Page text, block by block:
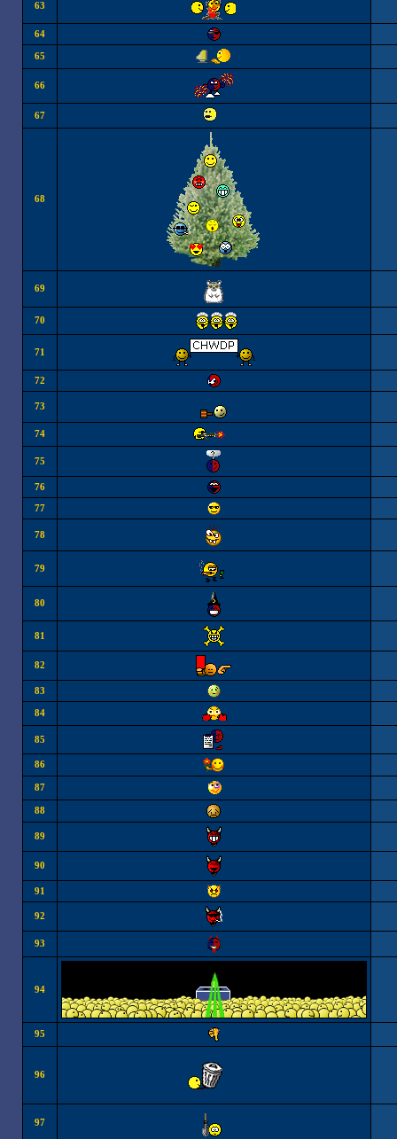
63
64
65
66
67
68
69
70
71
72
73
74
75
76
77
78
79
80
81
82
83
84
85
86
87
88
89
90
91
92
93
94
95
96
97